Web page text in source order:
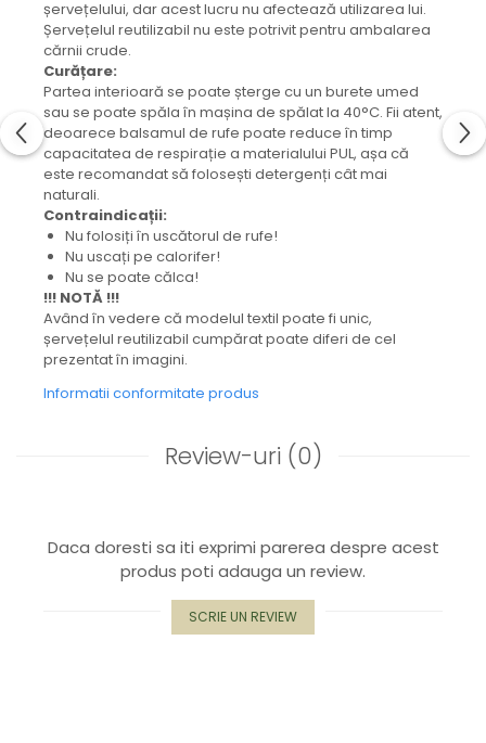
Capac textil pentru vase și farfurii
Prosop de bucătărie "NU-hârtie"
Suport pentru tacâmuri de călătorie
Sac reutilizabil pentru fructe și
legume
Card cadou
Accesorii tricotate
Decor Crăciun
TOATE Bijuteriile și Accesoriile
TOATE Produsele Zero Waste
TOATE Produsele Personalizate
șervețelului, dar acest lucru nu afectează utilizarea lui.
Șervețelul reutilizabil nu este potrivit pentru ambalarea
cărnii crude.
Curățare:
Partea interioară se poate șterge cu un burete umed
sau se poate spăla în mașina de spălat la 40°C. Fii atent,
deoarece balsamul de rufe poate reduce în timp
capacitatea de respirație a materialului PUL, așa că
este recomandat să folosești detergenți cât mai
naturali.
Contraindicații:
Nu folosiți în uscătorul de rufe!
Nu uscați pe calorifer!
Nu se poate călca!
!!! NOTĂ !!!
Având în vedere că modelul textil poate fi unic,
șervețelul reutilizabil cumpărat poate diferi de cel
prezentat în imagini.
Informatii conformitate produs
Review-uri (0)
Daca doresti sa iti exprimi parerea despre acest
produs poti adauga un review.
SCRIE UN REVIEW